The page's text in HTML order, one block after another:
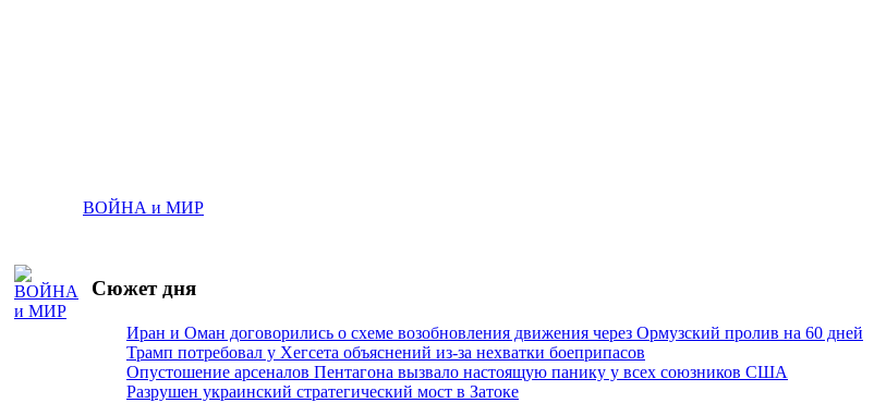
ВОЙНА и МИР
Сюжет дня
Иран и Оман договорились о схеме возобновления движения через Ормузский пролив на 60 дней
Трамп потребовал у Хегсета объяснений из-за нехватки боеприпасов
Опустошение арсеналов Пентагона вызвало настоящую панику у всех союзников США
Разрушен украинский стратегический мост в Затоке